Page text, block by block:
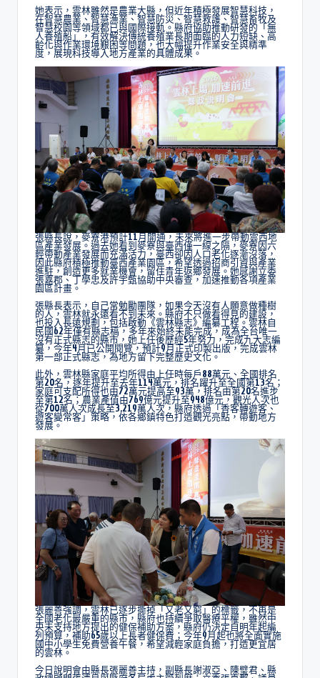
她表示，雲林雖然是農業大縣，但近年積極發展智慧科技，
在智慧農業、智慧漁業、智慧防災、智慧救護、智慧畜牧及
智慧校園等領域都已與國際接軌。縣府協助推動研發的「無
人養殖船」，有效解決傳統養殖業長期面臨的人力短缺、高
齡化與作業環境艱困等問題，也大幅提升作業安全與精準
度，展現科技導入地方產業的具體成果。
張縣長說，麥寮港預計11月開通，未來將進一步帶動雲西地
區產業發展。過去她看到麥寮與臺西僅一線之隔，麥寮因六
輕帶動產業發展而充滿活力，臺西卻因人口老化逐漸沒落，
因此縣府積極推動臺西產業園區，希望透過招商引資與產業
進駐，創造更多就業機會，留住青年返鄉發展。她感謝立委
張嘉郡、丁學忠及許宇甄協助中央審查，加速推動各項產業
園區計畫。
張縣長表示，自己常勉勵團隊，如果今天沒有人願意做種樹
的人，雲林就永遠看不到未來。縣府不只做看得見的建設，
也投入長遠規劃，包括啟動《雲林縣志》編纂工程。雲林自
民國62年僅有縣志稿，多年來始終未能完成，成為全台唯一
沒有正式縣志的縣市，她上任後歷經5年努力，完成九大志編
纂，今年4月已公開閱覽，預計9月正式印製出版，完成雲林
第一部正式縣志，為地方留下完整歷史文化。
此外，雲林縣家庭平均所得由上任時每戶88萬元、全國排名
第20名，逐年提升至去年114萬元，排名躍升至全國第13名；
家庭可支配所得也由72萬元提高至93萬，排名由第20名進步
至第12名；農業產值由769億元提升至948億元，觀光人次也
從700萬人次成長至3,219萬人次，縣府透過「香客轉遊客、
遊客變常客」策略，依各鄉鎮特色打造觀光亮點，帶動地方
發展。
張麗善強調，雲林已逐步撕掉「又老又窮」的標籤，不再是
全國老化最嚴重的縣市，縣府也持續爭取醫療平權，雖然中
央未支持地方提出的健保補助方案，縣府仍決定自明年起編
列預算，補助65歲以上長者健保費；今年9月起也將全面實施
國中小學生免費營養午餐，希望減輕家庭負擔，打造更宜居
的雲林。
今日說明會由縣長張麗善主持，副縣長謝淑亞、陳璧君、縣